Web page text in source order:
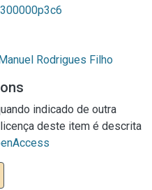
Rodrigues Filho
indicado de outra
deste item é descrita